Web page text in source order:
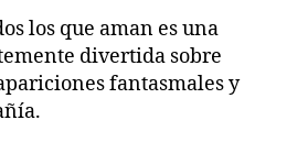
los que aman es una
divertida sobre
fantasmales y